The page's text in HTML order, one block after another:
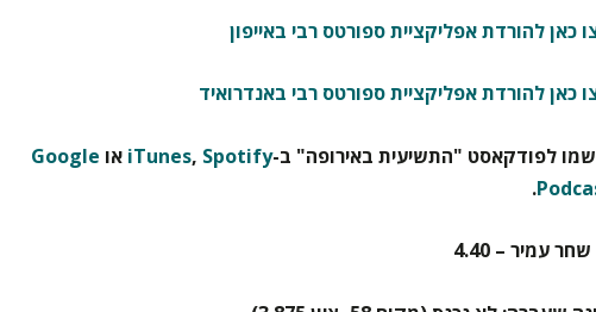
כאן להורדת אפליקציית ספורטס רבי באייפון
כאן להורדת אפליקציית ספורטס רבי באנדרואיד
לפודקאסט "התשיעית באירופה" ב- iTunes, Spotify או Google
.